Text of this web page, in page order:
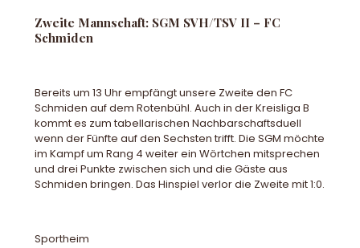
Zweite Mannschaft: SGM SVH/TSV II – FC
Schmiden
Bereits um 13 Uhr empfängt unsere Zweite den FC
Schmiden auf dem Rotenbühl. Auch in der Kreisliga B
kommt es zum tabellarischen Nachbarschaftsduell
wenn der Fünfte auf den Sechsten trifft. Die SGM möchte
im Kampf um Rang 4 weiter ein Wörtchen mitsprechen
und drei Punkte zwischen sich und die Gäste aus
Schmiden bringen. Das Hinspiel verlor die Zweite mit 1:0.
Sportheim